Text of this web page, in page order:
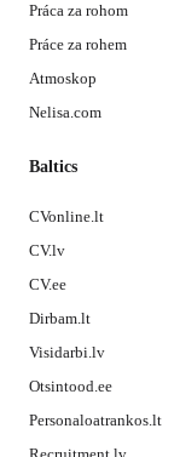
Práca za rohom
Práce za rohem
Atmoskop
Nelisa.com
Baltics
CVonline.lt
CV.lv
CV.ee
Dirbam.lt
Visidarbi.lv
Otsintood.ee
Personaloatrankos.lt